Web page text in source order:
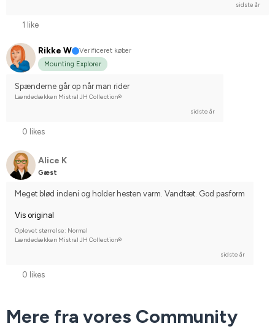
sidste år
1 like
Rikke W
Verificeret køber
Mounting Explorer
Spænderne går op når man rider
Lændedækken Mistral JH Collection®
sidste år
0 likes
Alice K
Gæst
Meget blød indeni og holder hesten varm. Vandtæt. God pasform
Vis original
Oplevet størrelse: Normal
Lændedækken Mistral JH Collection®
sidste år
0 likes
Mere fra vores Community